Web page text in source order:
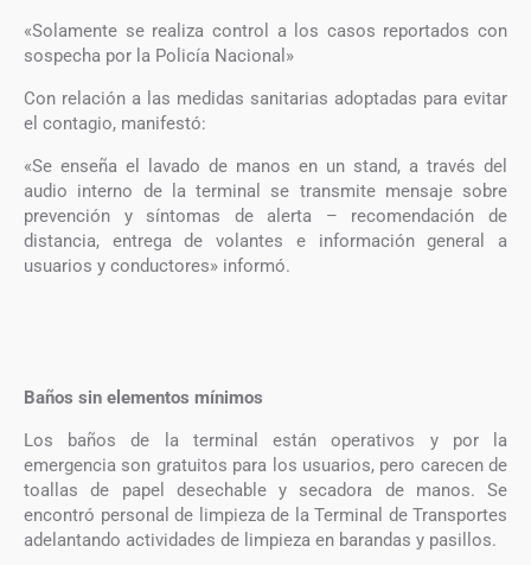
«Solamente se realiza control a los casos reportados con
sospecha por la Policía Nacional»
Con relación a las medidas sanitarias adoptadas para evitar
el contagio, manifestó:
«Se enseña el lavado de manos en un stand, a través del
audio interno de la terminal se transmite mensaje sobre
prevención y síntomas de alerta – recomendación de
distancia, entrega de volantes e información general a
usuarios y conductores» informó.
Baños sin elementos mínimos
Los baños de la terminal están operativos y por la
emergencia son gratuitos para los usuarios, pero carecen de
toallas de papel desechable y secadora de manos. Se
encontró personal de limpieza de la Terminal de Transportes
adelantando actividades de limpieza en barandas y pasillos.